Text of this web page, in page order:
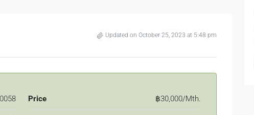
Updated on October 25, 2023 at 5:48 pm
Price ฿30,000/Mth.
2 2 90 Sqm